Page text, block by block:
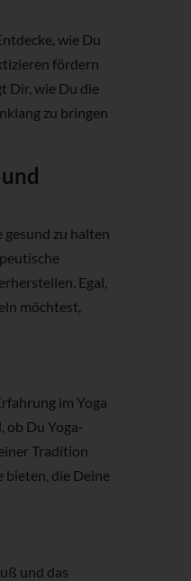
wie Du
fördern
Dir, wie Du die
zu bringen
gesund zu halten
Egal,
möchtest,
im Yoga
ob Du Yoga-
Tradition
die Deine
und das